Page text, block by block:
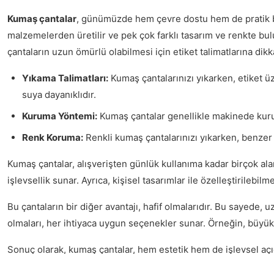
Kumaş çantalar, günümüzde hem çevre dostu hem de pratik
malzemelerden üretilir ve pek çok farklı tasarım ve renkte
çantaların uzun ömürlü olabilmesi için etiket talimatlarına
Yıkama Talimatları: Kumaş çantalarınızı yıkarken, etiket
suya dayanıklıdır.
Kuruma Yöntemi: Kumaş çantalar genellikle makinede
Renk Koruma: Renkli kumaş çantalarınızı yıkarken,
Kumaş çantalar, alışverişten günlük kullanıma kadar birçok
işlevsellik sunar. Ayrıca, kişisel tasarımlar ile
Bu çantaların bir diğer avantajı, hafif olmalarıdır. Bu sayede,
olmaları, her ihtiyaca uygun seçenekler sunar. Örneğin,
Sonuç olarak, kumaş çantalar, hem estetik hem de işlevsel